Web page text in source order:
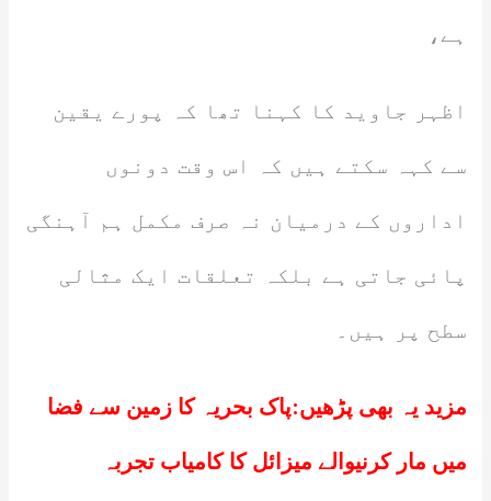
ہے،
اظہر جاوید کا کہنا تھا کہ پورے یقین
سے کہہ سکتے ہیں کہ اس وقت دونوں
اداروں کے درمیان نہ صرف مکمل ہم آہنگی
پائی جاتی ہے بلکہ تعلقات ایک مثالی
سطح پر ہیں۔
مزید یہ بھی پڑھیں:پاک بحریہ کا زمین سے فضا
میں مار کرنیوالے میزائل کا کامیاب تجربہ